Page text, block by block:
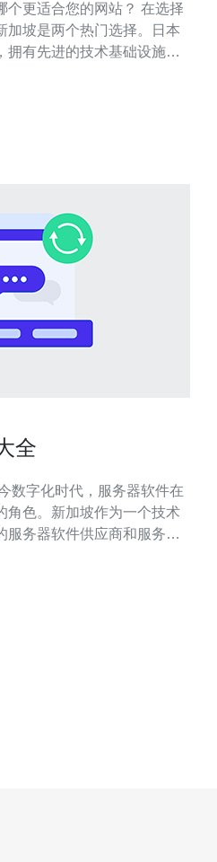
适合您的网站？ 在选择
加坡是两个热门选择。日本
拥有先进的技术基础设施和
信设施。本文将比较这两
全
角色。新加坡作为一个技术
服务器软件供应商和服务提
，帮助读者更好地了解和